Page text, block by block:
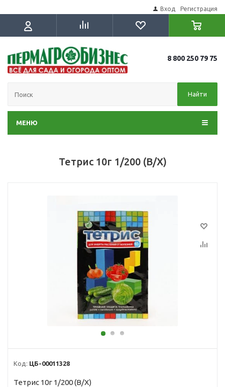
Вход Регистрация
8 800 250 79 75
Найти
МЕНЮ
Тетрис 10г 1/200 (В/Х)
Код: ЦБ-00011328
Тетрис 10г 1/200 (В/Х)